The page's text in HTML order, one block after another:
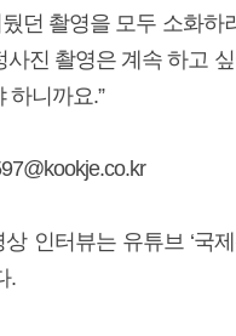
던 촬영을 모두 소화하
진 촬영은 계속 하고
하니까요.”
인터뷰는 유튜브 ‘국제
.